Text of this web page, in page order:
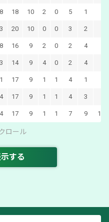
18 10 2 0 5 1
20 10 0 0 3 2
16 9 2 0 2 4
14 9 4 0 2 4
17 9 1 1 4 1
17 9 1 1 4 3
17 9 1 1 7 9
ロール
する